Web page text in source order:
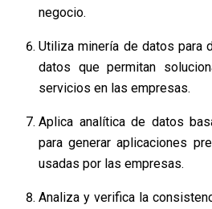
negocio.
Utiliza minería de datos para
datos que permitan
servicios en las empresas.
Aplica analítica de datos
para generar aplicaciones
usadas por las empresas.
Analiza y verifica la